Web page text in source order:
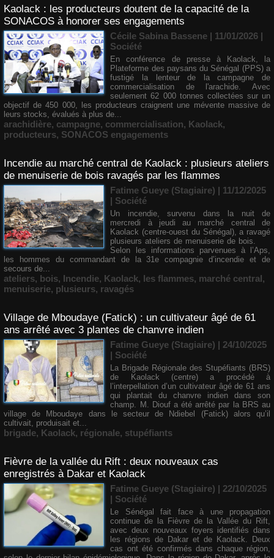
Kaolack : les producteurs doutent de la capacité de la
SONACOS à honorer ses engagements
Cécile Sabina Bassene | 11/01/2026 |
Société
En conférence de presse à Kaolack, la
Plateforme des paysans du Sénégal (PPS) a
fustigé la lenteur de la campagne de
commercialisation de l'arachide. Avec
seulement 62 000 tonnes collectées sur un
objectif de 450 000, les producteurs craignent une mévente massive de
leurs stocks, évalués à plus de...
arachidière, campagne, commercialisation, Kaolack,
producteurs, SONACOS engagements
Incendie au marché central de Kaolack : plusieurs ateliers
de menuiserie de bois ravagés par les flammes
Fatime Gueye (Stagiaire) | 11/12/2025
| Société
Un incendie, survenu dans la nuit de
mercredi à jeudi au marché central de
Kaolack (centre-ouest du Sénégal), a ravagé
plusieurs ateliers de menuiserie de bois.
Selon les informations parvenues à l’Aps,
les hommes du commandant de la 31e compagnie d’incendie et de
secours de...
ateliers, bois, Incendie, Kaolack, les flammes, marché central,
menuiserie, plusieurs, ravagés
Village de Mboudaye (Fatick) : un cultivateur âgé de 61
ans arrêté avec 3 plantes de chanvre indien
Fatime Gueye (Stagiaire) | 24/10/2025
| Société
La Brigade Régionale des Stupéfiants (BRS)
de Kaolack (centre) a procédé à
l’interpellation d’un cultivateur âgé de 61 ans
qui plantait du chanvre indien dans son
champ. M. Diouf a été arrêté par la BRS au
village de Mboudaye dans le secteur de Ndiebel (Fatick) alors qu’il
cultivait, produisait et...
brigade, Kaolack, régionale, stupéfiants
Fièvre de la vallée du Rift : deux nouveaux cas
enregistrés à Dakar et Kaolack
Fatime Gueye (Stagiaire) | 22/10/2025
| Société
Le Sénégal fait face à une propagation
continue de la Fièvre de la Vallée du Rift,
avec deux nouveaux foyers identifiés dans
les régions de Dakar et de Kaolack. Deux
cas ont été confirmés dans chaque région,